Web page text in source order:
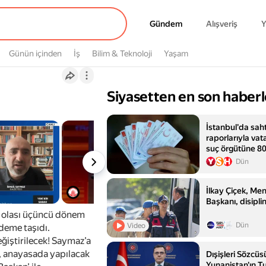
Gündem
Gündem Alışveriş
Günün içinden İş Bilim & Teknoloji Yaşam
üçüncü dönem
taşıdı.
Saymaz’a
yapılacak
Siyasetten en son
İstanbul'da
raporlarıyla
suç örgütüne
yakalandıDün
Video
İlkay Çiçek,
Başkanı,
Dün
Dışişleri